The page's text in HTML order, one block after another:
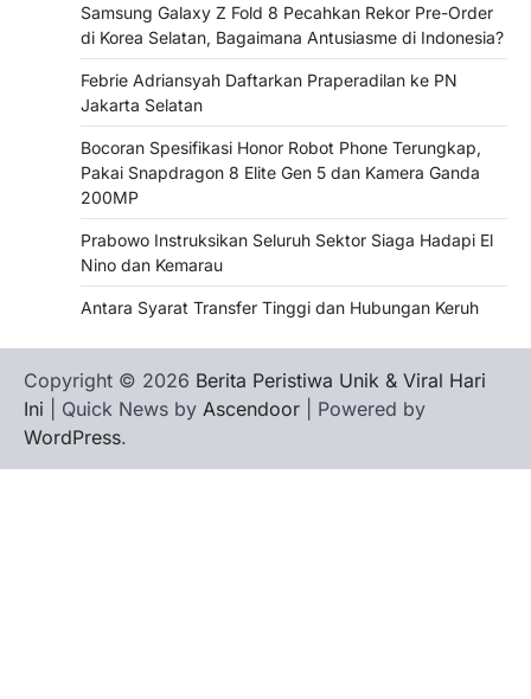
Samsung Galaxy Z Fold 8 Pecahkan Rekor Pre-Order
di Korea Selatan, Bagaimana Antusiasme di Indonesia?
Febrie Adriansyah Daftarkan Praperadilan ke PN
Jakarta Selatan
Bocoran Spesifikasi Honor Robot Phone Terungkap,
Pakai Snapdragon 8 Elite Gen 5 dan Kamera Ganda
200MP
Prabowo Instruksikan Seluruh Sektor Siaga Hadapi El
Nino dan Kemarau
Antara Syarat Transfer Tinggi dan Hubungan Keruh
Copyright © 2026 Berita Peristiwa Unik & Viral Hari
Ini | Quick News by Ascendoor | Powered by
WordPress.